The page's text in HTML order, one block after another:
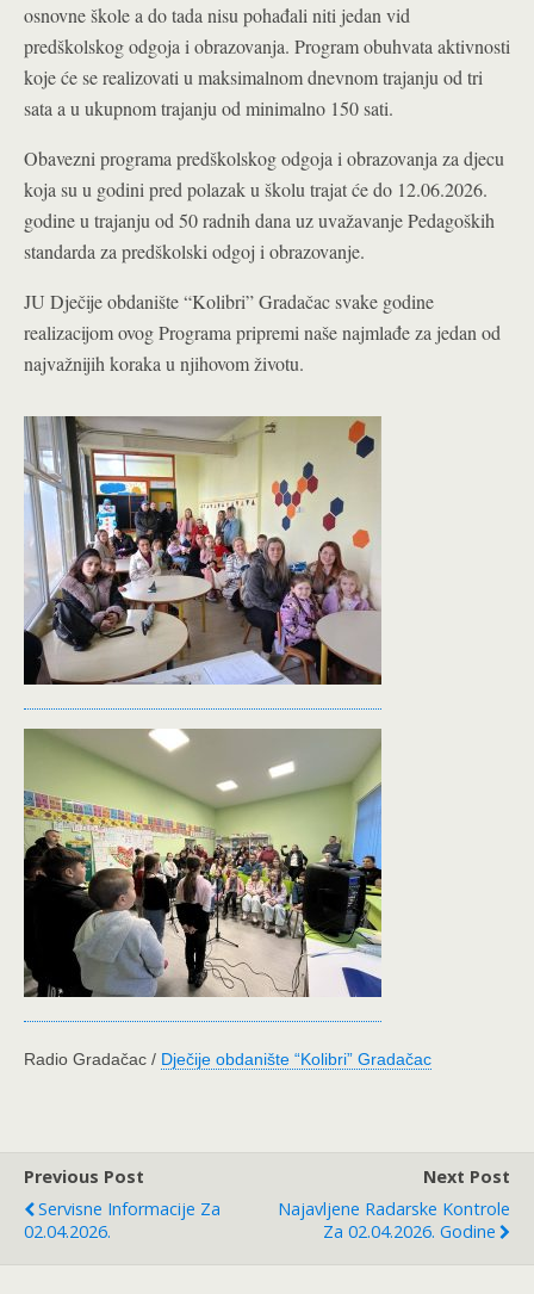
osnovne škole a do tada nisu pohađali niti jedan vid
predškolskog odgoja i obrazovanja. Program obuhvata aktivnosti
koje će se realizovati u maksimalnom dnevnom trajanju od tri
sata a u ukupnom trajanju od minimalno 150 sati.
Obavezni programa predškolskog odgoja i obrazovanja za djecu
koja su u godini pred polazak u školu trajat će do 12.06.2026.
godine u trajanju od 50 radnih dana uz uvažavanje Pedagoških
standarda za predškolski odgoj i obrazovanje.
JU Dječije obdanište “Kolibri” Gradačac svake godine
realizacijom ovog Programa pripremi naše najmlađe za jedan od
najvažnijih koraka u njihovom životu.
Radio Gradačac / Dječije obdanište “Kolibri” Gradačac
Previous Post
Servisne Informacije Za
02.04.2026.
Next Post
Najavljene Radarske Kontrole
Za 02.04.2026. Godine